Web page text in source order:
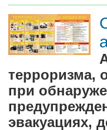
терроризма,
при
эвакуациях,